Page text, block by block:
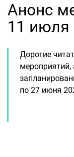
Анонс
11 июля
Дорогие
по 27 июня